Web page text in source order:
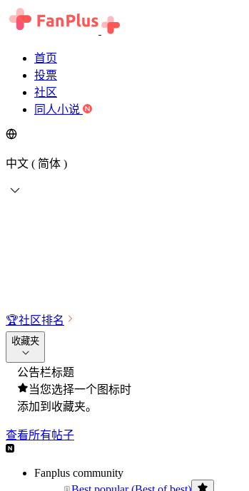
首页
投票
社区
同人小说
中文 ( 简体 )
🏆社区排名
收藏夹
公告栏标题
当您选择一个图标时
添加到收藏夹。
查看所有帖子
Fanplus community